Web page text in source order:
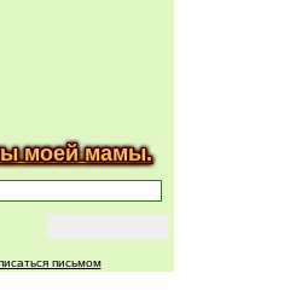
моей мамы.
письмом